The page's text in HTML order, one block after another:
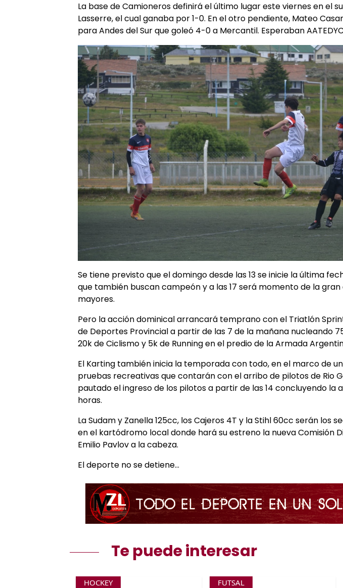
La base de Camioneros definirá el último lugar este viernes en el
Lasserre, el cual ganaba por 1-0. En el otro pendiente, Mateo
para Andes del Sur que goleó 4-0 a Mercantil. Esperaban AATEDYC
Se tiene previsto que el domingo desde las 13 se inicie la última
que también buscan campeón y a las 17 será momento de la gran
mayores.
Pero la acción dominical arrancará temprano con el Triatlón
de Deportes Provincial a partir de las 7 de la mañana nucleando
20k de Ciclismo y 5k de Running en el predio de la Armada
El Karting también inicia la temporada con todo, en el marco de
pruebas recreativas que contarán con el arribo de pilotos de Rio
pautado el ingreso de los pilotos a partir de las 14 concluyendo la
horas.
La Sudam y Zanella 125cc, los Cajeros 4T y la Stihl 60cc serán los
en el kartódromo local donde hará su estreno la nueva Comisión
Emilio Pavlov a la cabeza.
El deporte no se detiene…
Te puede interesar
HOCKEY FUTSAL